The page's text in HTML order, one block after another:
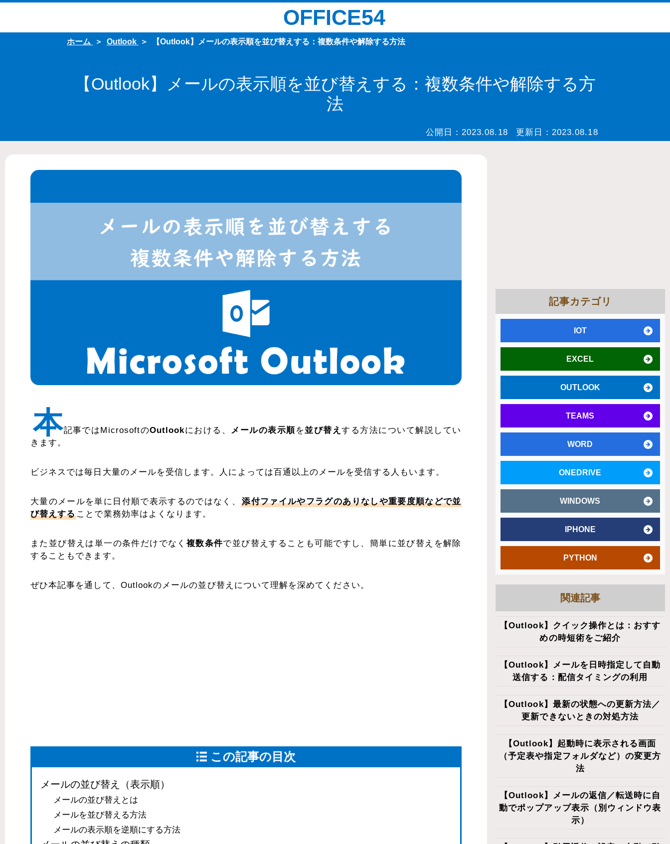
OFFICE54
ホーム Outlook 【Outlook】メールの表示順を並び替えする：複数条件や解除する方法
【Outlook】メールの表示順を並び替えする：複数条件や解除する方
法
公開日： 2023.08.18 更新日： 2023.08.18
本記事ではMicrosoftのOutlookにおける、 メールの表示順を並び替えする方法について解説してい
きます。
ビジネスでは毎日大量のメールを受信します。人によっては百通以上のメールを受信する人もいます。
大量のメールを単に日付順で表示するのではなく、添付ファイルやフラグのありなしや重要度順などで並
び替えすることで業務効率はよくなります。
また並び替えは単一の条件だけでなく 複数条件で並び替えすることも可能ですし、簡単に並び替えを解除
することもできます。
ぜひ本記事を通して、Outlookのメールの並び替えについて理解を深めてください。
この記事の目次
メールの並び替え（表示順）
メールの並び替えとは
メールを並び替える方法
メールの表示順を逆順にする方法
記事カテゴリ
IOT
EXCEL
OUTLOOK
TEAMS
WORD
ONEDRIVE
WINDOWS
IPHONE
PYTHON
関連記事
【Outlook】クイック操作とは：おすす
めの時短術をご紹介
【Outlook】メールを日時指定して自動
送信する：配信タイミングの利用
【Outlook】最新の状態への更新方法／
更新できないときの対処方法
【Outlook】起動時に表示される画面
（予定表や指定フォルダなど）の変更方
法
【Outlook】メールの返信／転送時に自
動でポップアップ表示（別ウィンドウ表
示）